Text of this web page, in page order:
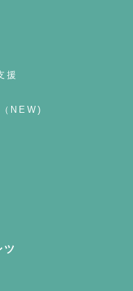
援
NEW)
ツ